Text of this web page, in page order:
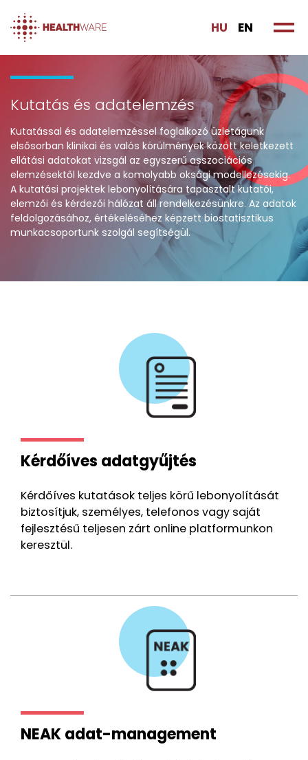
HU EN
Kutatás és adatelemzés
Kutatással és adatelemzéssel foglalkozó üzletágunk
elsősorban klinikai és valós körülmények között keletkezett
ellátási adatokat vizsgál az egyszerű asszociációs
elemzésektől kezdve a komolyabb oksági modellezésekig.
A kutatási projektek lebonyolítására tapasztalt kutatói,
elemzői és kérdezői hálózat áll rendelkezésünkre. Az adatok
feldolgozásához, értékeléséhez képzett biostatisztikus
munkacsoportunk szolgál segítségül.
Kérdőíves adatgyűjtés
Kérdőíves kutatások teljes körű lebonyolítását
biztosítjuk, személyes, telefonos vagy saját
fejlesztésű teljesen zárt online platformunkon
keresztül.
NEAK adat-management